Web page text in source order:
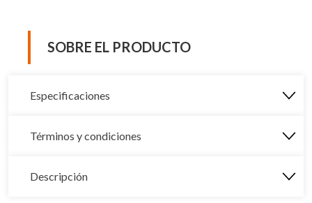
SOBRE EL PRODUCTO
Especificaciones
Términos y condiciones
Descripción